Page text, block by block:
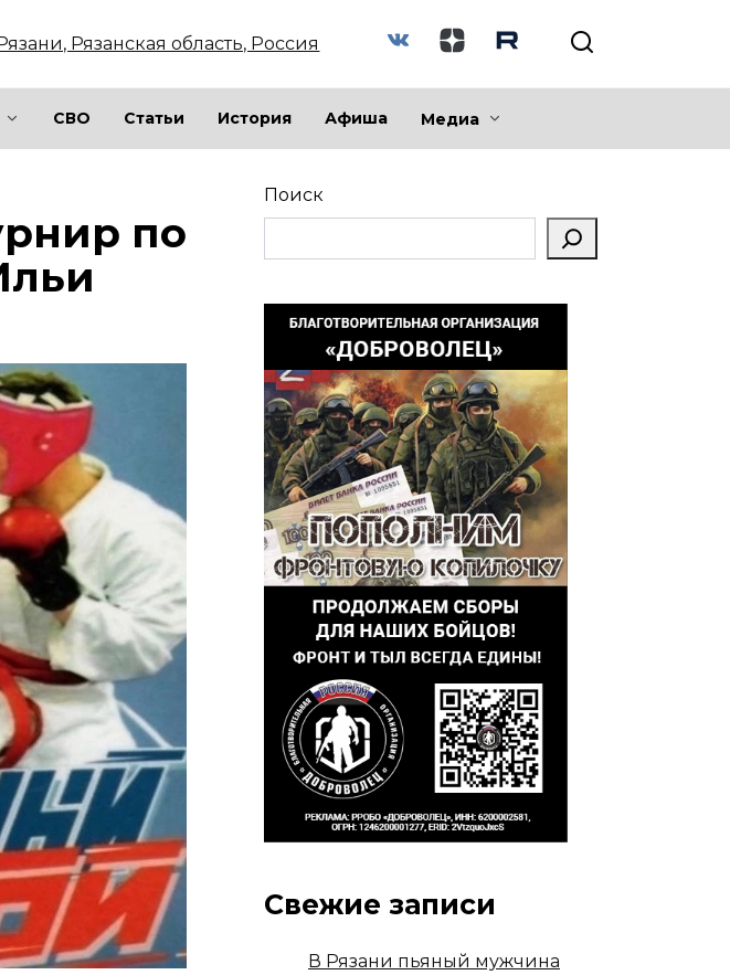
Рязанская область, Россия
СВО Статьи История Афиша Медиа
по
Поиск
Свежие записи
В Рязани пьяный мужчина